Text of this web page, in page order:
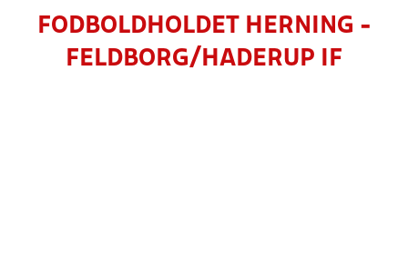
FODBOLDHOLDET HERNING -
FELDBORG/HADERUP IF